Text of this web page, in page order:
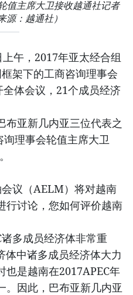
值主席大卫接收越通社记者
源：越通社）
午，2017年亚太经合组
架下的工商咨询理事会
全体会议，21个成员经济
布亚新几内亚三位代表之
理事会轮值主席大卫
议（AELM）将对越南
行讨论，您如何评价越南
多成员经济体非常重
体中诸多成员经济体大力
也是越南在2017APEC年
。因此，巴布亚新几内亚